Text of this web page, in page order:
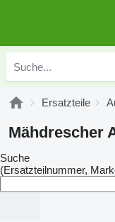
Ersatzteile
Mähdrescher
Suche
(Ersatzteilnummer,